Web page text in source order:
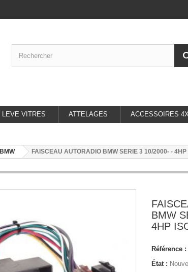
LEVE VITRES ATTELAGES ACCESSOIRES
BMW FAISCEAU AUTORADIO BMW SERIE 3 10/2000- - 4HP
BMW
4HP
Référence :
État :